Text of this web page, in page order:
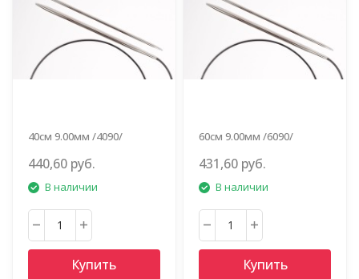
40см 9.00мм /4090/
440,60 руб.
В наличии
Купить
60см 9.00мм /6090/
431,60 руб.
В наличии
Купить